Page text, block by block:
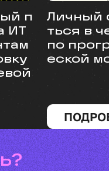
п
ИТ
Личный
ться в
по
еской